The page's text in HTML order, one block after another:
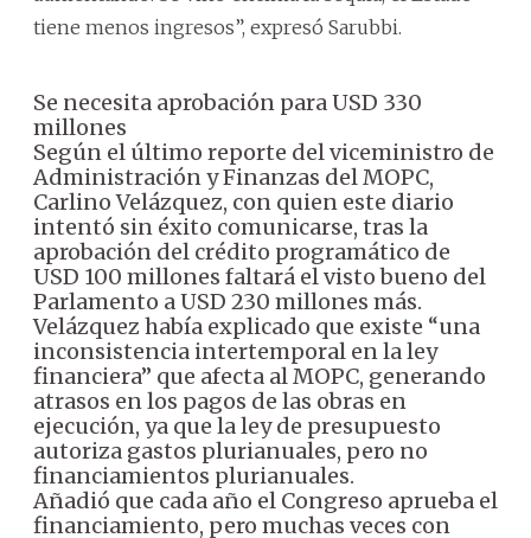
tiene menos ingresos”, expresó Sarubbi.
Se necesita aprobación para USD 330
millones
Según el último reporte del viceministro de
Administración y Finanzas del MOPC,
Carlino Velázquez, con quien este diario
intentó sin éxito comunicarse, tras la
aprobación del crédito programático de
USD 100 millones faltará el visto bueno del
Parlamento a USD 230 millones más.
Velázquez había explicado que existe “una
inconsistencia intertemporal en la ley
financiera” que afecta al MOPC, generando
atrasos en los pagos de las obras en
ejecución, ya que la ley de presupuesto
autoriza gastos plurianuales, pero no
financiamientos plurianuales.
Añadió que cada año el Congreso aprueba el
financiamiento, pero muchas veces con